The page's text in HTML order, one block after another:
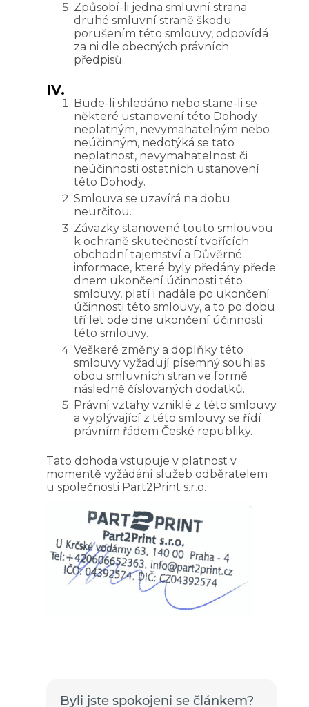
Způsobí-li jedna smluvní strana
druhé smluvní straně škodu
porušením této smlouvy, odpovídá
za ni dle obecných právních
předpisů.
IV.
Bude-li shledáno nebo stane-li se
některé ustanovení této Dohody
neplatným, nevymahatelným nebo
neúčinným, nedotýká se tato
neplatnost, nevymahatelnost či
neúčinnosti ostatních ustanovení
této Dohody.
Smlouva se uzavírá na dobu
neurčitou.
Závazky stanovené touto smlouvou
k ochraně skutečností tvořících
obchodní tajemství a Důvěrné
informace, které byly předány přede
dnem ukončení účinnosti této
smlouvy, platí i nadále po ukončení
účinnosti této smlouvy, a to po dobu
tří let ode dne ukončení účinnosti
této smlouvy.
Veškeré změny a doplňky této
smlouvy vyžadují písemný souhlas
obou smluvních stran ve formě
následně číslovaných dodatků.
Právní vztahy vzniklé z této smlouvy
a vyplývající z této smlouvy se řídí
právním řádem České republiky.
Tato dohoda vstupuje v platnost v
momentě vyžádání služeb odběratelem
u společnosti Part2Print s.r.o.
Byli jste spokojeni se článkem?